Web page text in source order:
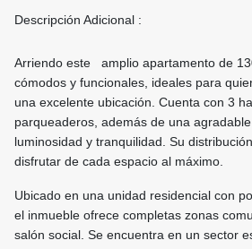
Descripción Adicional :
Arriendo este amplio apartamento de
cómodos y funcionales, ideales para
una excelente ubicación. Cuenta con 3
parqueaderos, además de una
luminosidad y tranquilidad. Su
disfrutar de cada espacio al máximo.
Ubicado en una unidad residencial con
el inmueble ofrece completas zonas
salón social. Se encuentra en un sector